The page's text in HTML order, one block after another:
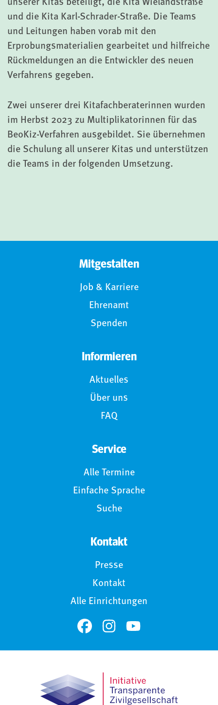
unserer Kitas beteiligt, die Kita Wielandstraße
und die Kita Karl-Schrader-Straße. Die Teams
und Leitungen haben vorab mit den
Erprobungsmaterialien gearbeitet und hilfreiche
Rückmeldungen an die Entwickler des neuen
Verfahrens gegeben.
Zwei unserer drei Kitafachberaterinnen wurden
im Herbst 2023 zu Multiplikatorinnen für das
BeoKiz-Verfahren ausgebildet. Sie übernehmen
die Schulung all unserer Kitas und unterstützen
die Teams in der folgenden Umsetzung.
Mitgestalten
Job & Karriere
Ehrenamt
Spenden
Informieren
Aktuelles
Über uns
FAQ
Service
Alle Termine
Einfache Sprache
Suche
Kontakt
Presse
Kontakt
Alle Einrichtungen